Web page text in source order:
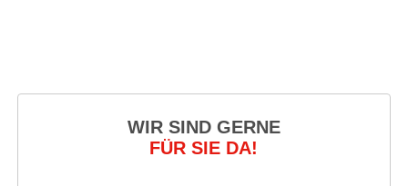
WIR SIND GERNE
FÜR SIE DA!